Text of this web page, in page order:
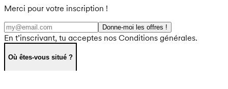
Merci pour votre inscription !
Donne-moi les offres !
En t’inscrivant, tu acceptes nos Conditions générales.
Où êtes-vous situé ?